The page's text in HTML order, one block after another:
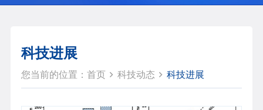
科技进展
您当前的位置： 首页 科技动态 科技进展